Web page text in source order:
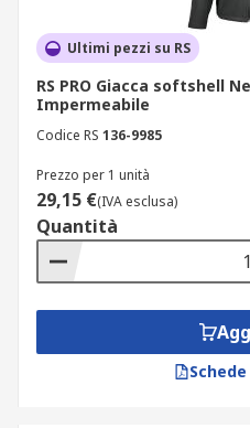
Ultimi pezzi su RS
RS PRO Giacca softshell
Impermeabile
Codice RS 136-9985
Prezzo per 1 unità
29,15 €(IVA esclusa)
Quantità